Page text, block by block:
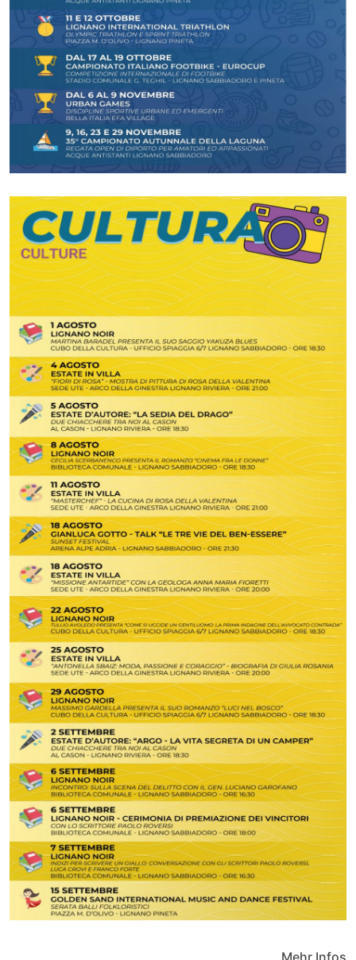
Mehr Infos